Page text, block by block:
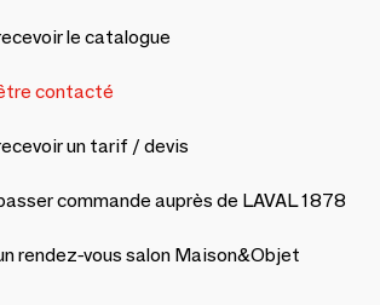
le catalogue
contacté
un tarif / devis
commande auprès de LAVAL 1878
rendez-vous salon Maison&Objet